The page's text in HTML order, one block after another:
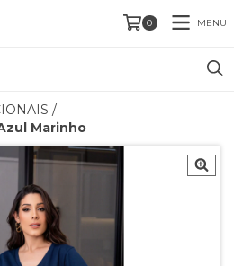
0 MENU
/
Marinho